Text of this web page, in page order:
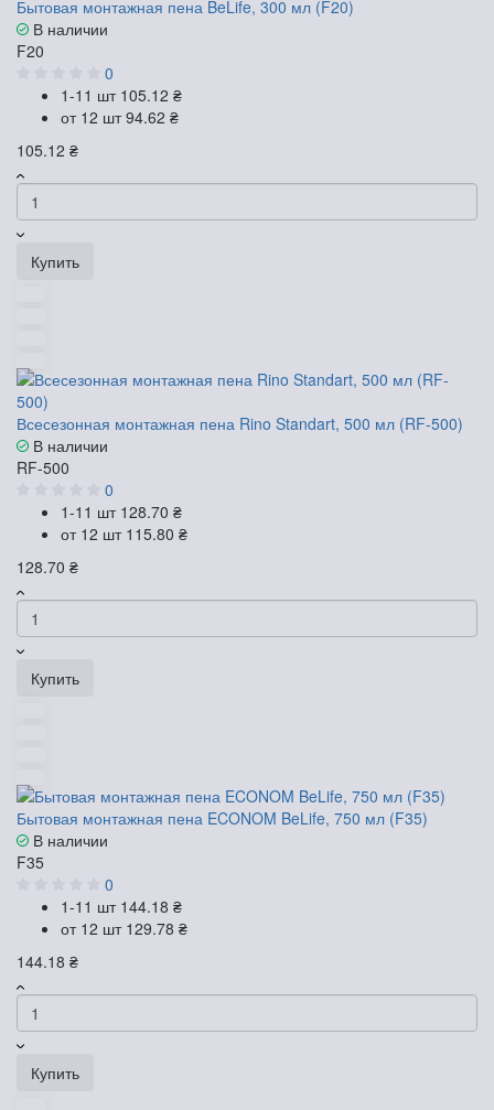
Бытовая монтажная пена BeLife, 300 мл (F20)
В наличии
F20
0
1-11 шт 105.12 ₴
от 12 шт94.62 ₴
105.12 ₴
Купить
Всесезонная монтажная пена Rino Standart, 500 мл (RF-500)
В наличии
RF-500
0
1-11 шт 128.70 ₴
от 12 шт 115.80 ₴
128.70 ₴
Купить
Бытовая монтажная пена ECONOM BeLife, 750 мл (F35)
В наличии
F35
0
1-11 шт 144.18 ₴
от 12 шт 129.78 ₴
144.18 ₴
Купить